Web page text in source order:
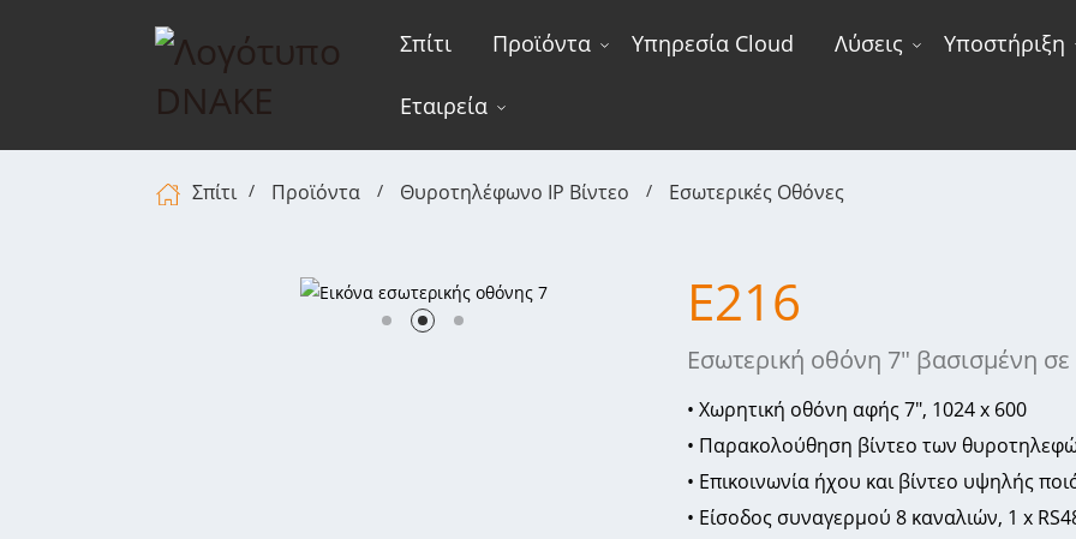
Σπίτι Προϊόντα Υπηρεσία Cloud Λύσεις Υποστήριξη
Εταιρεία
Σπίτι Προϊόντα Θυροτηλέφωνο IP Βίντεο Εσωτερικές Οθόνες
E216
Εσωτερική οθόνη 7" βασισμένη
• Χωρητική οθόνη αφής 7", 1024 x 600
• Παρακολούθηση βίντεο των
• Επικοινωνία ήχου και βίντεο υψηλής
• Είσοδος συναγερμού 8 καναλιών, 1 x